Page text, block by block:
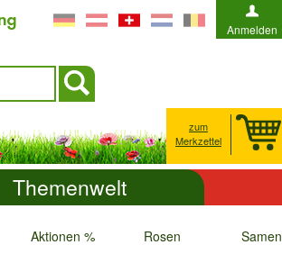
Anmelden
zum
Merkzettel
Themenwelt
Aktionen % Rosen Samen